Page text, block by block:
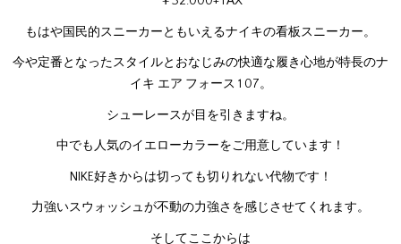
もはや国民的スニーカーともいえるナイキの看板スニーカー。
今や定番となったスタイルとおなじみの快適な履き心地が特長のナ
イキ エア フォース 1 07。
シューレースが目を引きますね。
中でも人気のイエローカラーをご用意しています！
NIKE好きからは切っても切りれない代物です！
力強いスウォッシュが不動の力強さを感じさせてくれます。
そしてここからは